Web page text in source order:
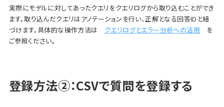
実際にモデルに対してあったクエリをクエリログから取り込むことができ
ます。取り込んだクエリはアノテーションを行い、正解となる回答IDと紐
づけます。具体的な操作方法は クエリログとエラー分析への活用 を
ご参照ください。
登録方法②：CSVで質問を登録する